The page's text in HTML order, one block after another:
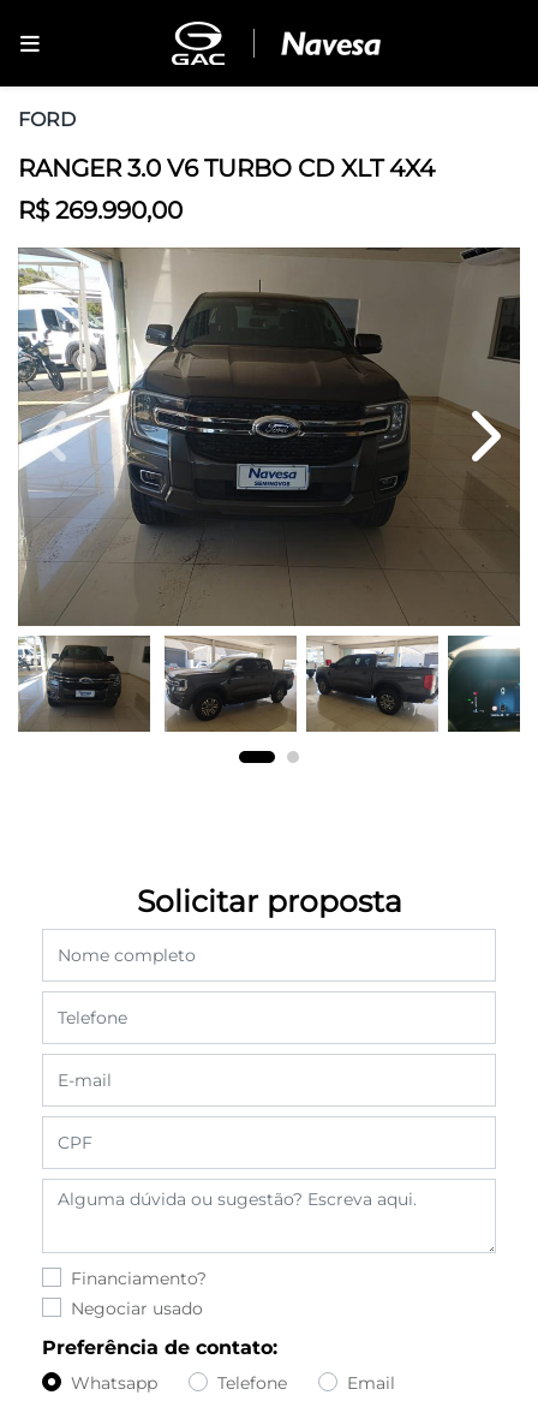
FORD
RANGER 3.0 V6 TURBO CD XLT 4X4
R$ 269.990,00
Previous Next
Solicitar proposta
Financiamento?
Negociar usado
Preferência de contato:
Whatsapp Telefone Email